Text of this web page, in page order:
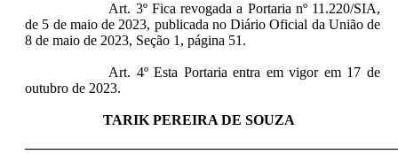
Art. 3º Fica revogada a Portaria nº 11.220/SIA,
de 5 de maio de 2023, publicada no Diário Oficial da União de
8 de maio de 2023, Seção 1, página 51.
Art. 4º Esta Portaria entra em vigor em 17 de
outubro de 2023.
TARIK PEREIRA DE SOUZA